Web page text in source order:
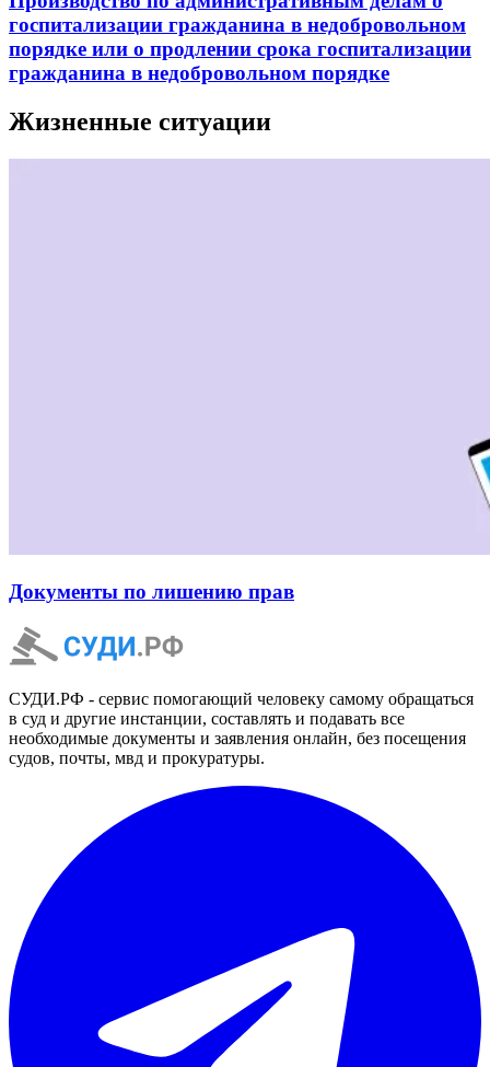
госпитализации гражданина в недобровольном
порядке или о продлении срока госпитализации
гражданина в недобровольном порядке
Жизненные ситуации
Документы по лишению прав
СУДИ.РФ - сервис помогающий человеку самому обращаться
в суд и другие инстанции, составлять и подавать все
необходимые документы и заявления онлайн, без посещения
судов, почты, мвд и прокуратуры.